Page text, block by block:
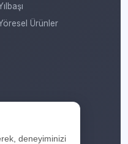
Ürünler
deneyiminizi